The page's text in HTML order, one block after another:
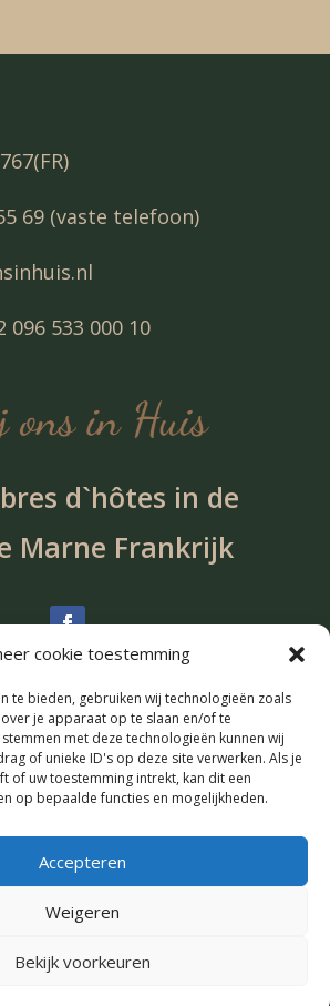
cookie toestemming
te bieden, gebruiken wij technologieën zoals
je apparaat op te slaan en/of te
met deze technologieën kunnen wij
of unieke ID's op deze site verwerken. Als je
of uw toestemming intrekt, kan dit een
op bepaalde functies en mogelijkheden.
Accepteren
Weigeren
Bekijk voorkeuren
69 (vaste telefoon)
096 533 000 10
d`hôtes in de
Marne Frankrijk
d’hotesBij ons in huis
Pierre en Josee Busnel
2 Rue de l’Eglise
52200 Saint Ciergues, Langres
Frankrijk
2026 | Bij ons in Huis | All Rights